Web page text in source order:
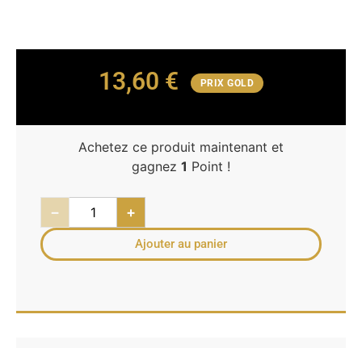
13,60 € PRIX GOLD
Achetez ce produit maintenant et
gagnez 1 Point !
− +
Ajouter au panier